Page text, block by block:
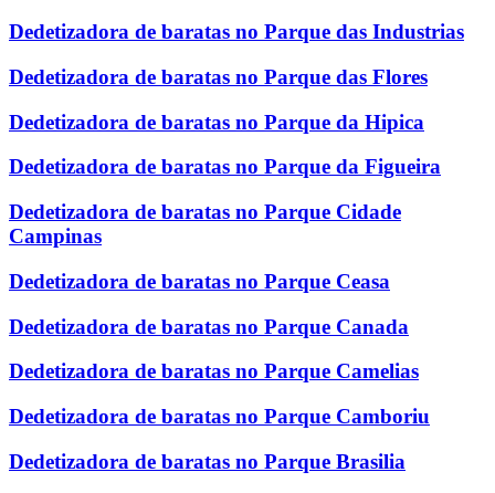
Dedetizadora de baratas no Parque das Industrias
Dedetizadora de baratas no Parque das Flores
Dedetizadora de baratas no Parque da Hipica
Dedetizadora de baratas no Parque da Figueira
Dedetizadora de baratas no Parque Cidade
Campinas
Dedetizadora de baratas no Parque Ceasa
Dedetizadora de baratas no Parque Canada
Dedetizadora de baratas no Parque Camelias
Dedetizadora de baratas no Parque Camboriu
Dedetizadora de baratas no Parque Brasilia